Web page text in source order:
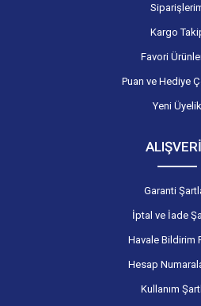
Kargo
Favori
Puan ve Hediye
Yeni Üyelik
Garanti
İptal ve İade
Havale Bildirim
Hesap
Kullanım